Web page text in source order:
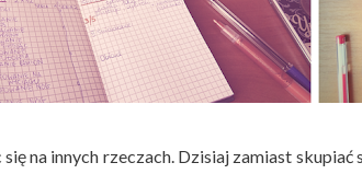
się na innych rzeczach. Dzisiaj zamiast